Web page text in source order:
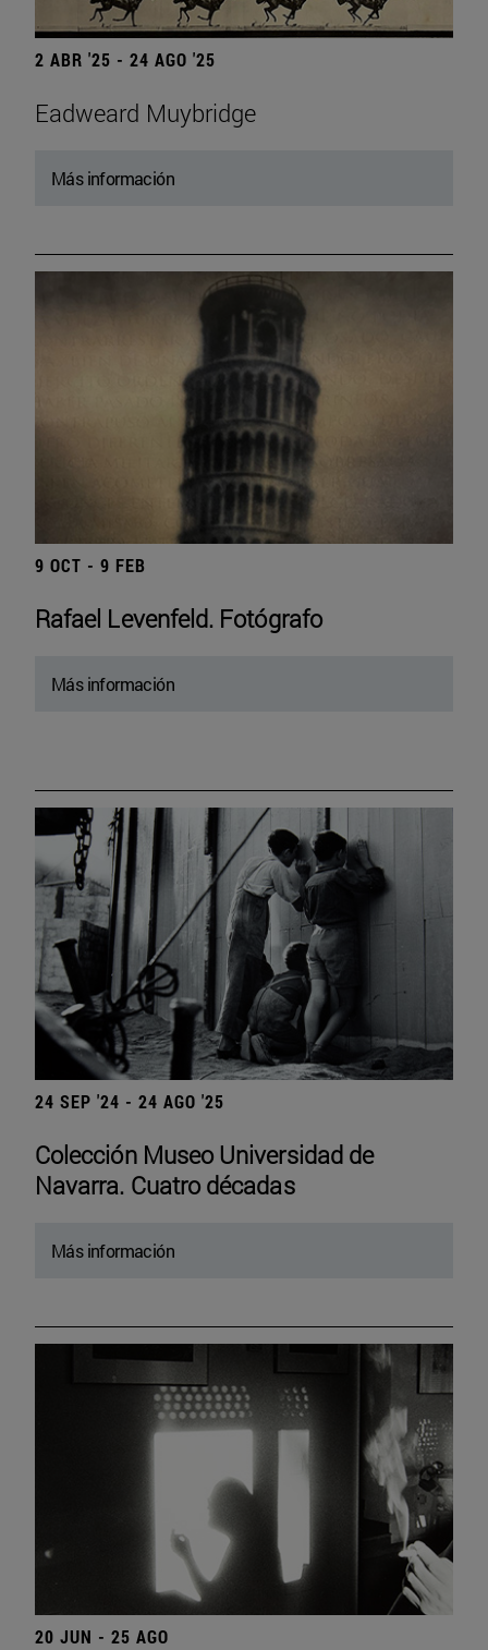
2 ABR '25 - 24 AGO '25
Eadweard Muybridge
Más información
9 OCT - 9 FEB
Rafael Levenfeld. Fotógrafo
Más información
24 SEP '24 - 24 AGO '25
Colección Museo Universidad de
Navarra. Cuatro décadas
Más información
20 JUN - 25 AGO